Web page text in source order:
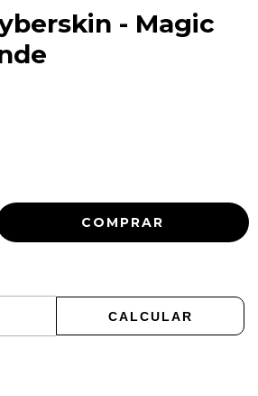
- Magic
CALCULAR